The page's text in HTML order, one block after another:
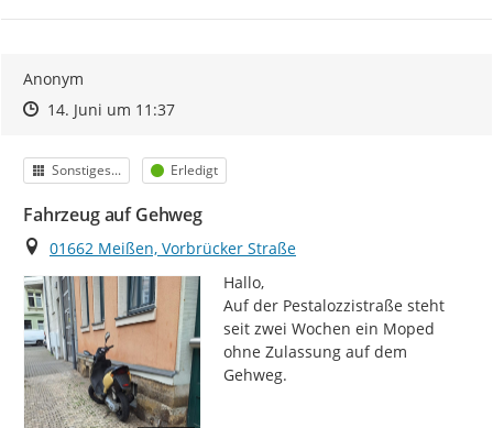
Anonym
Zeitpunkt des Erstellens
Zeitpunkt des Erstellens
14. Juni um 11:37Zur Äußerung
Kategorie
Sonstiges... Status
Erledigt
Fahrzeug auf Gehweg
Ort
01662 Meißen, Vorbrücker Straße
Hallo,
Auf der Pestalozzistraße steht
seit zwei Wochen ein Moped
ohne Zulassung auf dem
Gehweg.